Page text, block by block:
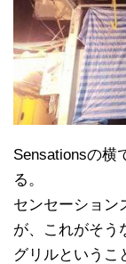
Sensationsの横
る。
センセーション
が、これがそう
グリルというこ